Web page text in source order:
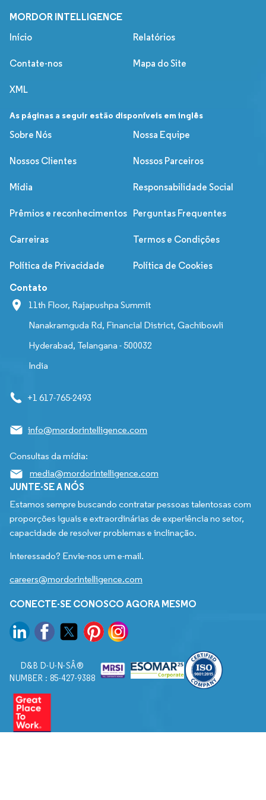
MORDOR INTELLIGENCE
Início Relatórios
Contate-nos Mapa do Site
XML
As páginas a seguir estão disponíveis em inglês
Sobre Nós
Nossa Equipe
Nossos Clientes Nossos Parceiros
Mídia Responsabilidade Social
Prêmios e reconhecimentos Perguntas Frequentes
Carreiras Termos e Condições
Política de Privacidade Política de Cookies
Contato
11th Floor, Rajapushpa Summit
Nanakramguda Rd, Financial District, Gachibowli
Hyderabad, Telangana - 500032
India
+1 617-765-2493
info@mordorintelligence.com
Consultas da mídia:
media@mordorintelligence.com
JUNTE-SE A NÓS
Estamos sempre buscando contratar pessoas talentosas com
proporções iguais e extraordinárias de experiência no setor,
capacidade de resolver problemas e inclinação.
Interessado? Envie-nos um e-mail.
careers@mordorintelligence.com
CONECTE-SE CONOSCO AGORA MESMO
D&B D-U-N-SÂ®
NUMBER : 85-427-9388